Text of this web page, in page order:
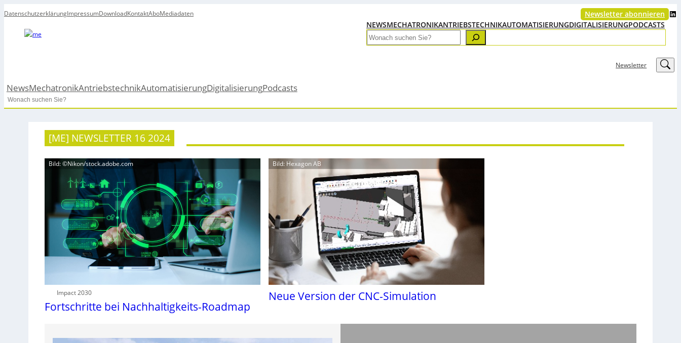
DatenschutzerklärungImpressumDownloadKontaktAboMediadaten Newsletter abonnieren LinkedIn
NEWSMECHATRONIKANTRIEBSTECHNIKAUTOMATISIERUNGDIGITALISIERUNGPODCASTS
Search
Newsletter LinkedIn
NewsMechatronikAntriebstechnikAutomatisierungDigitalisierungPodcasts
Search
[ME] NEWSLETTER 16 2024
Bild: ©Nikon/stock.adobe.com
Impact 2030
Fortschritte bei Nachhaltigkeits-Roadmap
Bild: Hexagon AB
Neue Version der CNC-Simulation